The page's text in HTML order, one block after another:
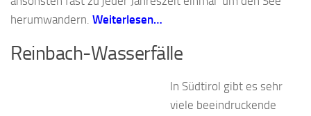
herumwandern. Weiterlesen…
Reinbach-Wasserfälle
In Südtirol gibt es sehr
viele beeindruckende